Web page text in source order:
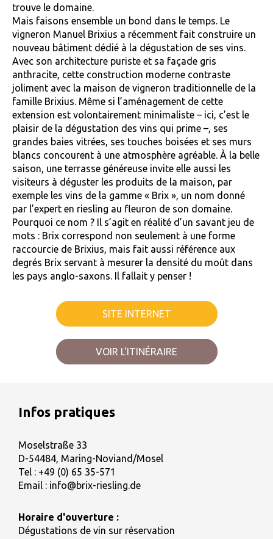
trouve le domaine.
Mais faisons ensemble un bond dans le temps. Le
vigneron Manuel Brixius a récemment fait construire un
nouveau bâtiment dédié à la dégustation de ses vins.
Avec son architecture puriste et sa façade gris
anthracite, cette construction moderne contraste
joliment avec la maison de vigneron traditionnelle de la
famille Brixius. Même si l’aménagement de cette
extension est volontairement minimaliste – ici, c’est le
plaisir de la dégustation des vins qui prime –, ses
grandes baies vitrées, ses touches boisées et ses murs
blancs concourent à une atmosphère agréable. À la belle
saison, une terrasse généreuse invite elle aussi les
visiteurs à déguster les produits de la maison, par
exemple les vins de la gamme « Brix », un nom donné
par l’expert en riesling au fleuron de son domaine.
Pourquoi ce nom ? Il s’agit en réalité d’un savant jeu de
mots : Brix correspond non seulement à une forme
raccourcie de Brixius, mais fait aussi référence aux
degrés Brix servant à mesurer la densité du moût dans
les pays anglo-saxons. Il fallait y penser !
SITE INTERNET
VOIR L'ITINÉRAIRE
Infos pratiques
Moselstraße 33
D-54484, Maring-Noviand/Mosel
Tel : +49 (0) 65 35-571
Email : info@brix-riesling.de
Horaire d'ouverture :
Dégustations de vin sur réservation